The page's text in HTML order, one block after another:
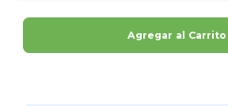
Agregar al Carrito